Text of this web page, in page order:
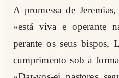
A promessa de
«está viva e operante
perante os seus bispos,
cumprimento sob a